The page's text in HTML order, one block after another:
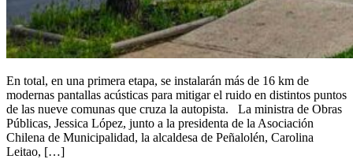
En total, en una primera etapa, se instalarán más de 16 km de
modernas pantallas acústicas para mitigar el ruido en distintos puntos
de las nueve comunas que cruza la autopista. La ministra de Obras
Públicas, Jessica López, junto a la presidenta de la Asociación
Chilena de Municipalidad, la alcaldesa de Peñalolén, Carolina
Leitao, […]